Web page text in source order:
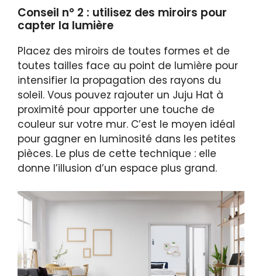
Conseil n° 2 : utilisez des miroirs pour
capter la lumière
Placez des miroirs de toutes formes et de
toutes tailles face au point de lumière pour
intensifier la propagation des rayons du
soleil. Vous pouvez rajouter un Juju Hat à
proximité pour apporter une touche de
couleur sur votre mur. C’est le moyen idéal
pour gagner en luminosité dans les petites
pièces. Le plus de cette technique : elle
donne l’illusion d’un espace plus grand.